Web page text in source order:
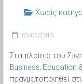
Χωρίς
03/05/2016
Στα πλαίσια του
Business, Education
πραγματοποιηθεί